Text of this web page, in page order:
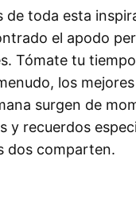
de toda esta
el apodo
Tómate tu
los
surgen de
y recuerdos
dos comparten.